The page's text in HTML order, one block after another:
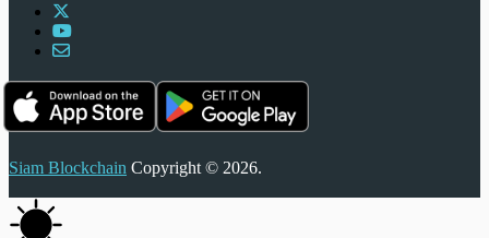
Siam Blockchain Copyright © 2026.